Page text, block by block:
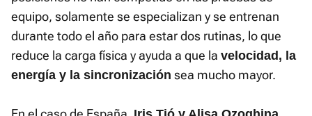
equipo, solamente se especializan y se entrenan
durante todo el año para estar dos rutinas, lo que
reduce la carga física y ayuda a que la velocidad, la
energía y la sincronización sea mucho mayor.